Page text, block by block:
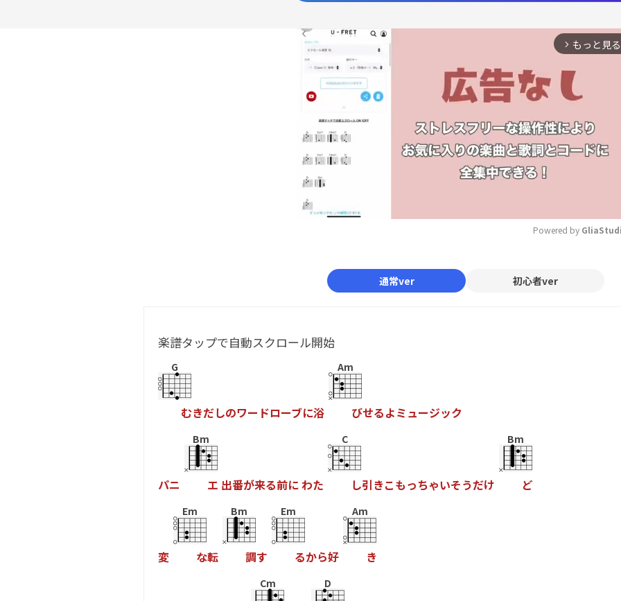
arrow_forward_ios もっと見る
Powered by
通常ver 初心者ver
楽譜タップで自動スクロール開始
G
むきだしのワー ドローブに浴
Am
びせるよミュージック
パニ
Bm
エ 出番が来る前にわた
C
し引きこもっちゃいそうだけ
Bm
ど
変
Em
な転
Bm
調す
Em
るから好
Am
き
Cm D